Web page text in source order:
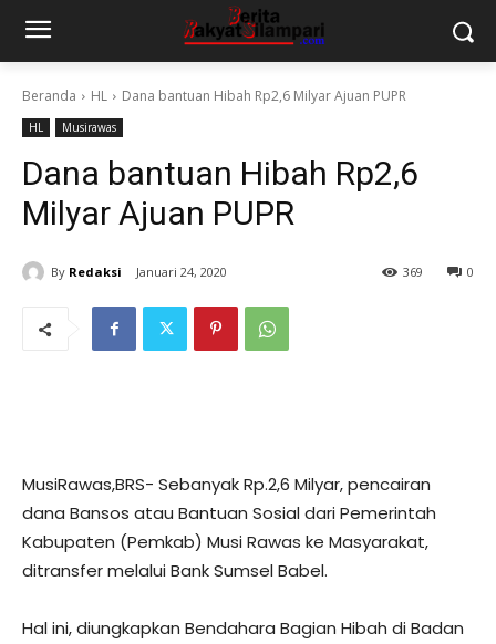
Beranda HL Dana bantuan Hibah Rp2,6 Milyar Ajuan PUPR
HL Musirawas
Dana bantuan Hibah Rp2,6
Milyar Ajuan PUPR
By Redaksi Januari 24, 2020 0
369
MusiRawas,BRS- Sebanyak Rp.2,6 Milyar, pencairan
dana Bansos atau Bantuan Sosial dari Pemerintah
Kabupaten (Pemkab) Musi Rawas ke Masyarakat,
ditransfer melalui Bank Sumsel Babel.
Hal ini, diungkapkan Bendahara Bagian Hibah di Badan